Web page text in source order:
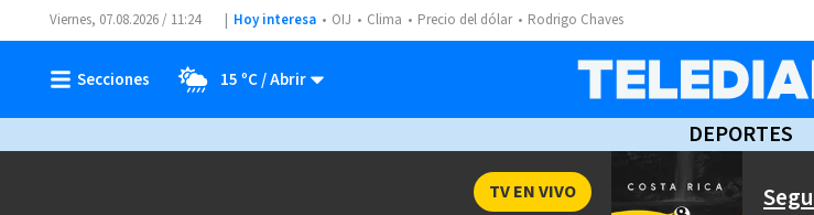
Viernes, 07.08.2026 / 11:24 Hoy interesa OIJ Clima Precio del dólar Rodrigo Chaves
15 ºC
DEPORTES
TV EN VIVO